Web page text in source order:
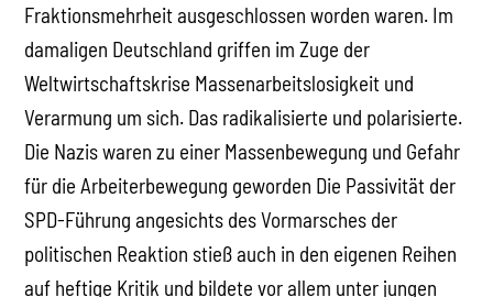
Fraktionsmehrheit ausgeschlossen worden waren. Im
damaligen Deutschland griffen im Zuge der
Weltwirtschaftskrise Massenarbeitslosigkeit und
Verarmung um sich. Das radikalisierte und polarisierte.
Die Nazis waren zu einer Massenbewegung und Gefahr
für die Arbeiterbewegung geworden Die Passivität der
SPD-Führung angesichts des Vormarsches der
politischen Reaktion stieß auch in den eigenen Reihen
auf heftige Kritik und bildete vor allem unter jungen